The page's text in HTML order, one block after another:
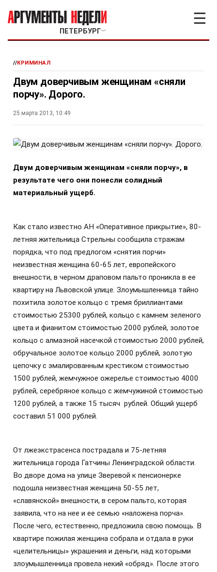
ПЕТЕРБУРГ﹀
☰
//КРИМИНАЛ
Двум доверчивым женщинам «сняли
порчу». Дорого.
25 марта 2013, 10:49
Двум доверчивым женщинам «сняли порчу», в
результате чего они понесли солидный
материальный ущерб.
Как стало известно АН «Оперативное прикрытие», 80-
летняя жительница Стрельны сообщила стражам
порядка, что под предлогом «снятия порчи»
неизвестная женщина 60-65 лет, европейского
внешности, в черном драповом пальто проникла в ее
квартиру на Львовской улице. Злоумышленница тайно
похитила золотое кольцо с тремя бриллиантами
стоимостью 25300 рублей, кольцо с камнем зеленого
цвета и фианитом стоимостью 2000 рублей, золотое
кольцо с алмазной насечкой стоимостью 2000 рублей,
обручальное золотое кольцо 2000 рублей, золотую
цепочку с эмалированным крестиком стоимостью
1500 рублей, жемчужное ожерелье стоимостью 4000
рублей, серебряное кольцо с жемчужиной стоимостью
1200 рублей, а также 15 тысяч рублей. Общий ущерб
составил 51 000 рублей.
От лжеэкстрасенса пострадала и 75-летняя
жительница города Гатчины Ленинградской области.
Во дворе дома на улице Зверевой к пенсионерке
подошла неизвестная женщина 50-55 лет,
«славянской» внешности, в сером пальто, которая
заявила, что на нее и ее семью «наложена порча».
После чего, естественно, предложила свою помощь. В
квартире пожилая женщина собрала и отдала в руки
«целительницы» украшения и деньги, над которыми
злоумышленница провела некий «обряд». После этого